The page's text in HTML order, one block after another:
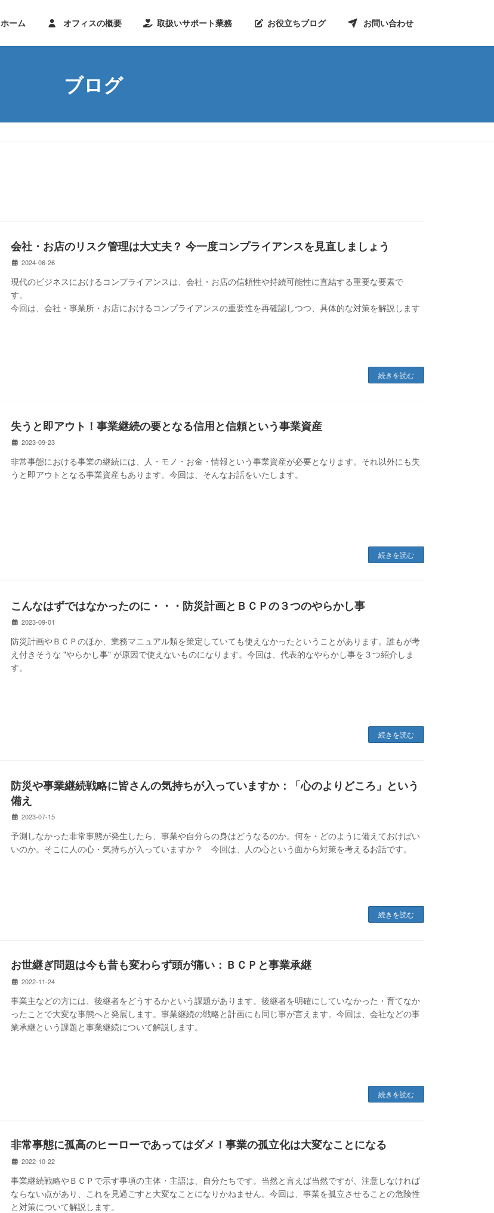
ホーム オフィスの概要 取扱いサポート業務 お役立ちブログ お問い合わせ
ブログ
会社・お店のリスク管理は大丈夫？ 今一度コンプライアンスを見直しましょう
2024-06-26
現代のビジネスにおけるコンプライアンスは、会社・お店の信頼性や持続可能性に直結する重要な要素で
す。
今回は、会社・事業所・お店におけるコンプライアンスの重要性を再確認しつつ、具体的な対策を解説します
続きを読む
失うと即アウト！事業継続の要となる信用と信頼という事業資産
2023-09-23
非常事態における事業の継続には、人・モノ・お金・情報という事業資産が必要となります。それ以外にも失
うと即アウトとなる事業資産もあります。今回は、そんなお話をいたします。
続きを読む
こんなはずではなかったのに・・・防災計画とＢＣＰの３つのやらかし事
2023-09-01
防災計画やＢＣＰのほか、業務マニュアル類を策定していても使えなかったということがあります。誰もが考
え付きそうな "やらかし事" が原因で使えないものになります。今回は、代表的なやらかし事を３つ紹介しま
す。
続きを読む
防災や事業継続戦略に皆さんの気持ちが入っていますか：「心のよりどころ」という
備え
2023-07-15
予測しなかった非常事態が発生したら、事業や自分らの身はどうなるのか。何を・どのように備えておけばい
いのか。そこに人の心・気持ちが入っていますか？ 今回は、人の心という面から対策を考えるお話です。
続きを読む
お世継ぎ問題は今も昔も変わらず頭が痛い：ＢＣＰと事業承継
2022-11-24
事業主などの方には、後継者をどうするかという課題があります。後継者を明確にしていなかった・育てなか
ったことで大変な事態へと発展します。事業継続の戦略と計画にも同じ事が言えます。今回は、会社などの事
業承継という課題と事業継続について解説します。
続きを読む
非常事態に孤高のヒーローであってはダメ！事業の孤立化は大変なことになる
2022-10-22
事業継続戦略やＢＣＰで示す事項の主体・主語は、自分たちです。当然と言えば当然ですが、注意しなければ
ならない点があり、これを見過ごすと大変なことになりかねません。今回は、事業を孤立させることの危険性
と対策について解説します。